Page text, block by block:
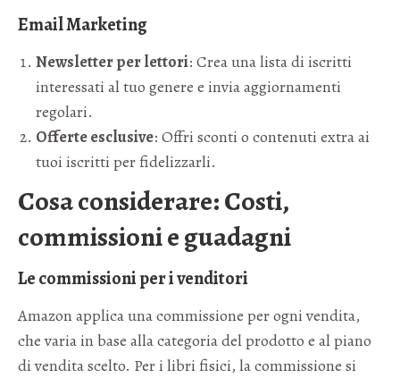
Email Marketing
Newsletter per lettori: Crea una lista di iscritti
interessati al tuo genere e invia aggiornamenti
regolari.
Offerte esclusive: Offri sconti o contenuti extra ai
tuoi iscritti per fidelizzarli.
Cosa considerare: Costi,
commissioni e guadagni
Le commissioni per i venditori
Amazon applica una commissione per ogni vendita,
che varia in base alla categoria del prodotto e al piano
di vendita scelto. Per i libri fisici, la commissione si